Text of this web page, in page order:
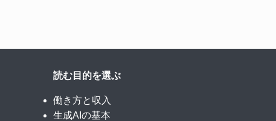
読む目的を選ぶ
働き方と収入
生成AIの基本